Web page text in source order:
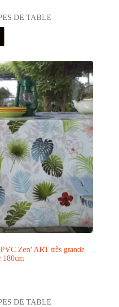
DE TABLE
Zen’ ART très grande
180cm
DE TABLE